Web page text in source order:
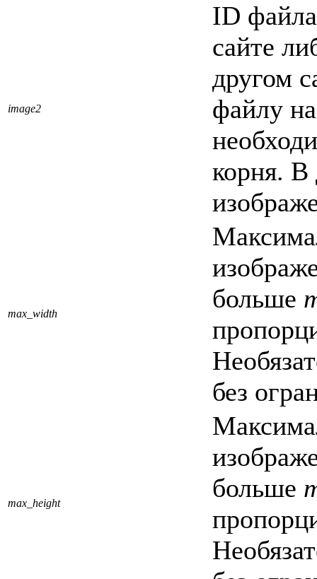
image2
ID
сайте
другом
файлу
корня. В
max_width
больше
без
max_height
больше